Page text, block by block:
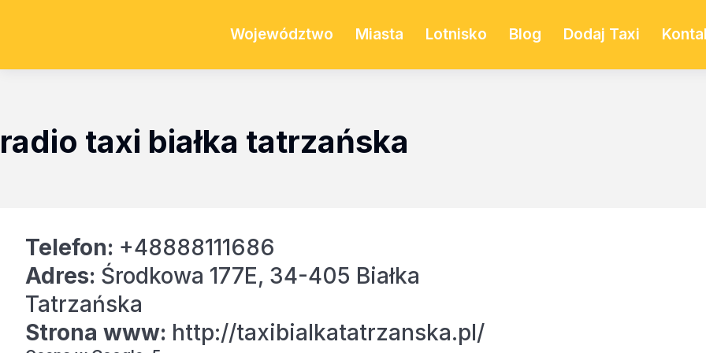
Województwo Miasta Lotnisko Blog Dodaj Taxi
radio taxi białka tatrzańska
Telefon: +48888111686
Adres: Środkowa 177E, 34-405 Białka
Tatrzańska
Strona www: http://taxibialkatatrzanska.pl/